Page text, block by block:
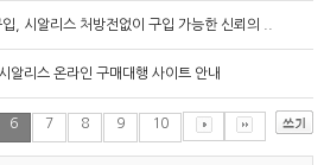
, 시알리스 처방전없이 구입 가능한 신뢰의 ..
알리스 온라인 구매대행 사이트 안내
6 7 8 9 10